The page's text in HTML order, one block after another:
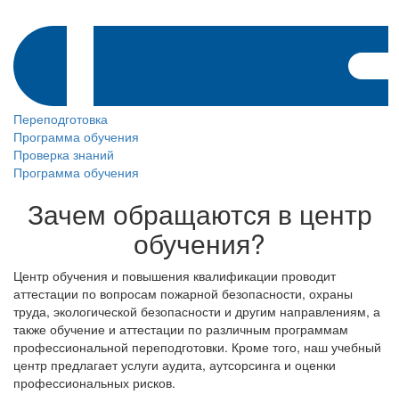
Переподготовка
Программа обучения
Проверка знаний
Программа обучения
Зачем обращаются в центр
обучения?
Центр обучения и повышения квалификации проводит
аттестации по вопросам пожарной безопасности, охраны
труда, экологической безопасности и другим направлениям, а
также обучение и аттестации по различным программам
профессиональной переподготовки. Кроме того, наш учебный
центр предлагает услуги аудита, аутсорсинга и оценки
профессиональных рисков.